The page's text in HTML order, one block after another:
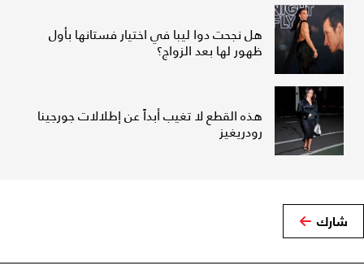
هل نجحت دوا ليبا في اختيار فستانها بأول
ظهور لها بعد الزواج؟
هذه القطع لا تغيب أبداً عن إطلالات جورجينا
رودريغيز
شارك